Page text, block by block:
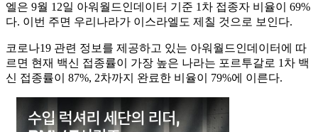
엘은 9월 12일 아워월드인데이터 기준 1차 접종자 비율이 69%
다. 이번 주면 우리나라가 이스라엘도 제칠 것으로 보인다.
코로나19 관련 정보를 제공하고 있는 아워월드인데이터에 따
르면 현재 백신 접종률이 가장 높은 나라는 포르투갈로 1차 백
신 접종률이 87%, 2차까지 완료한 비율이 79%에 이른다.